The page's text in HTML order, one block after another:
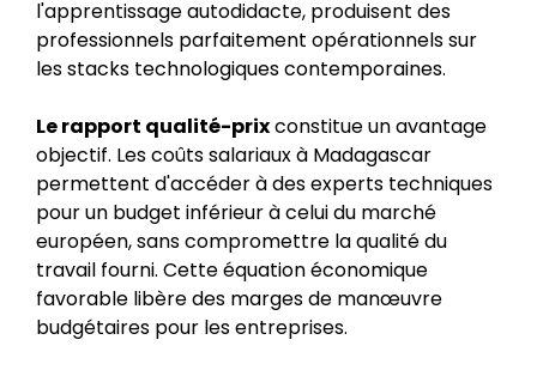
l'apprentissage autodidacte, produisent des
professionnels parfaitement opérationnels sur
les stacks technologiques contemporaines.
Le rapport qualité-prixconstitue un avantage
objectif. Les coûts salariaux à Madagascar
permettent d'accéder à des experts techniques
pour un budget inférieur à celui du marché
européen, sans compromettre la qualité du
travail fourni. Cette équation économique
favorable libère des marges de manœuvre
budgétaires pour les entreprises.